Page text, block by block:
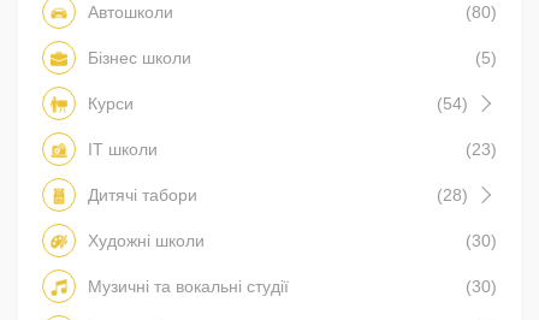
Автошколи (80)
Бізнес школи (5)
Курси (54)
IT школи (23)
Дитячі табори (28)
Художні школи (30)
Музичні та вокальні студії (30)